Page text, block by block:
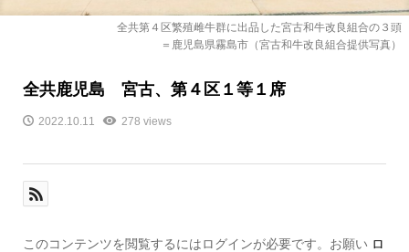
全共第４区繁殖雌牛群に出品した宮古和牛改良組合の３頭
＝鹿児島県霧島市（宮古和牛改良組合提供写真）
全共鹿児島 宮古、第４区１等１席
2022.10.11 278 views
このコンテンツを閲覧するにはログインが必要です。お願い ロ